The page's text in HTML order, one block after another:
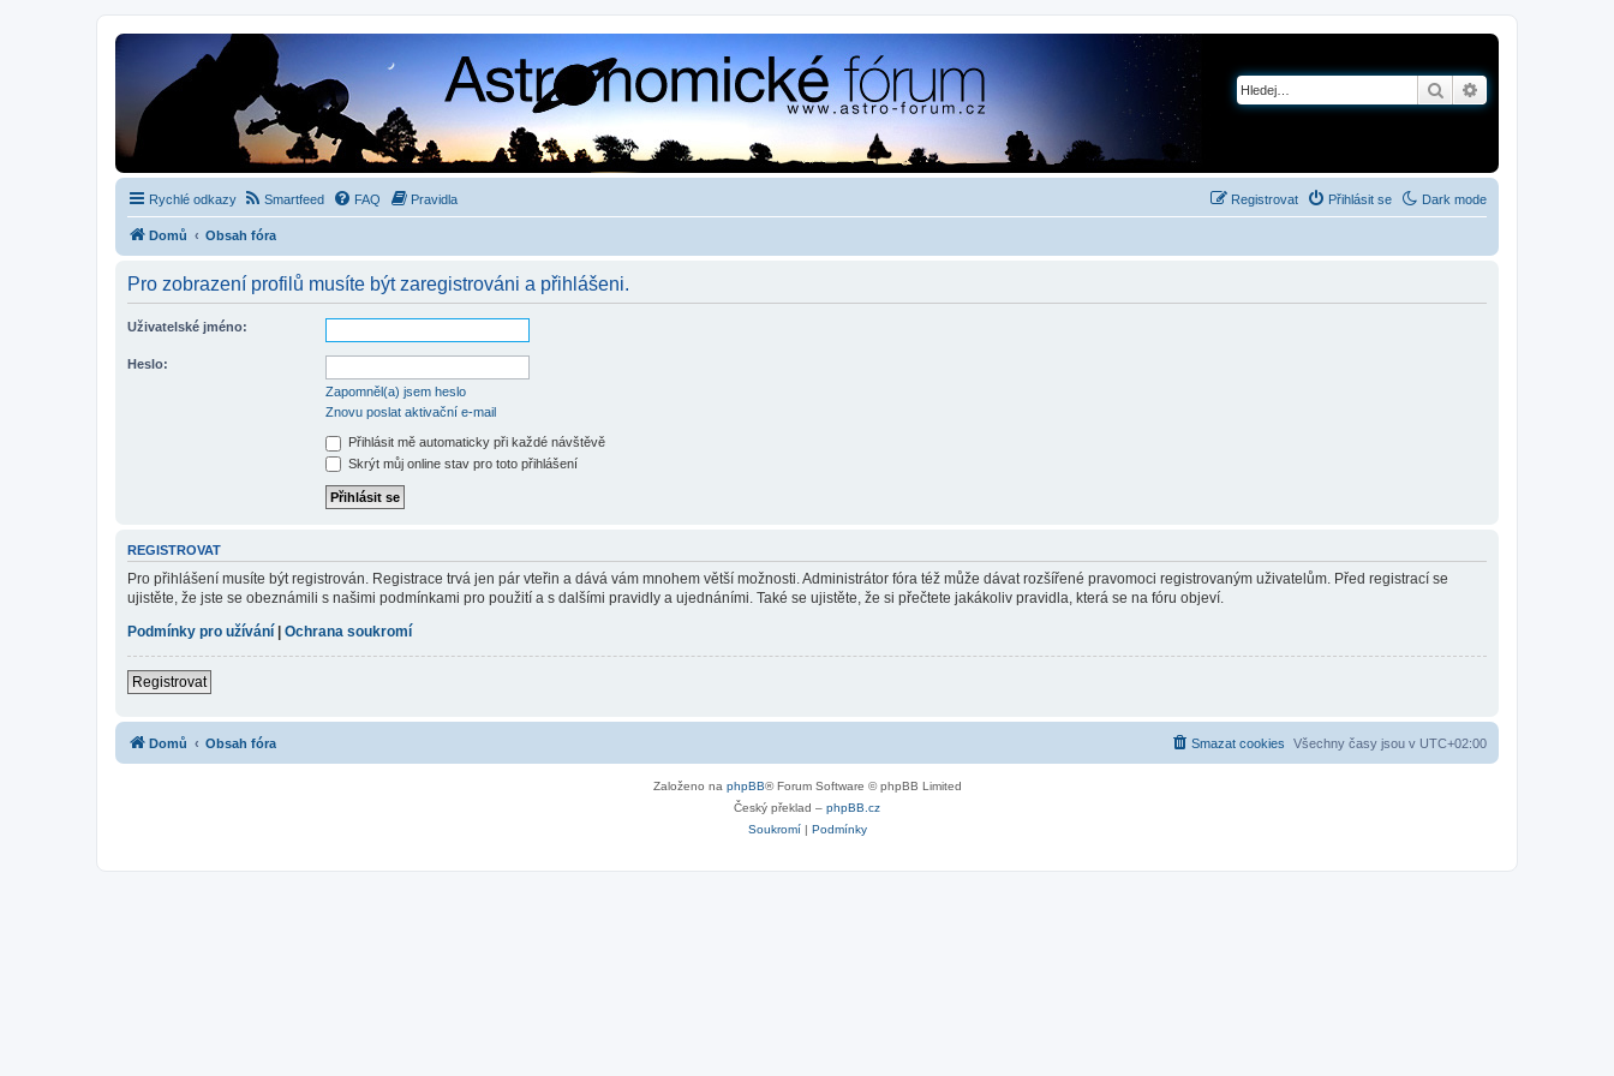
Hledat
Rychlé odkazy Dark mode
Smartfeed FAQ Pravidla Přihlásit se
Registrovat
Domů Obsah fóra
Pro zobrazení profilů musíte být zaregistrováni a přihlášeni.
Uživatelské jméno:
Heslo:
Zapomněl(a) jsem heslo
Znovu poslat aktivační e-mail
Přihlásit mě automaticky při každé návštěvě
Skrýt můj online stav pro toto přihlášení
REGISTROVAT
Pro přihlášení musíte být registrován. Registrace trvá jen pár vteřin a dává vám mnohem větší možnosti. Administrátor fóra též může dávat rozšířené pravomoci registrovaným uživatelům. Před registrací se
ujistěte, že jste se obeznámili s našimi podmínkami pro použití a s dalšími pravidly a ujednáními. Také se ujistěte, že si přečtete jakákoliv pravidla, která se na fóru objeví.
Podmínky pro užívání | Ochrana soukromí
Registrovat
Domů Obsah fóra Všechny časy jsou v UTC+02:00
Smazat cookies
Založeno na phpBB® Forum Software © phpBB Limited
Český překlad – phpBB.cz
Soukromí| Podmínky